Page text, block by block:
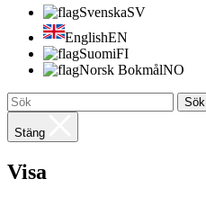
SvenskaSV
EnglishEN
SuomiFI
Norsk BokmålNO
Sök
Stäng
Visa